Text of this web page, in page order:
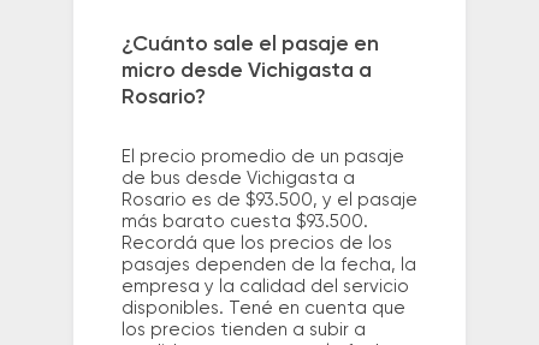
¿Cuánto sale el pasaje en
micro desde Vichigasta a
Rosario?
El precio promedio de un pasaje
de bus desde Vichigasta a
Rosario es de $93.500, y el pasaje
más barato cuesta $93.500.
Recordá que los precios de los
pasajes dependen de la fecha, la
empresa y la calidad del servicio
disponibles. Tené en cuenta que
los precios tienden a subir a